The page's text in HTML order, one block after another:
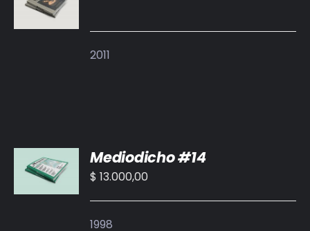
DETALLES
2011
AL
CARRITO
/
Mediodicho #14
$ 13.000,00
1998